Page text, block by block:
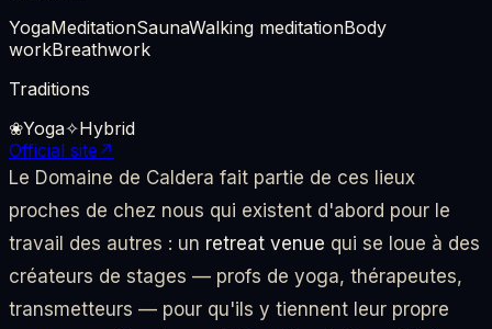
YogaMeditationSaunaWalking meditationBody
workBreathwork
Traditions
❀Yoga✧Hybrid
Official site ↗
Le Domaine de Caldera fait partie de ces lieux
proches de chez nous qui existent d'abord pour le
travail des autres : un retreat venue qui se loue à des
créateurs de stages — profs de yoga, thérapeutes,
transmetteurs — pour qu'ils y tiennent leur propre